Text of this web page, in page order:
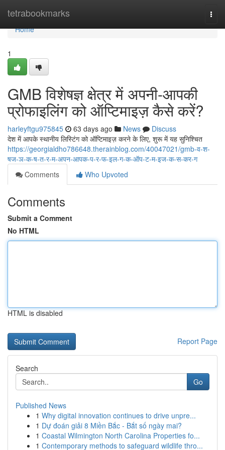
tetrabookmarks
Home
Home
1
GMB विशेषज्ञ क्षेत्र में अपनी-आपकी
प्रोफाइलिंग को ऑप्टिमाइज़ कैसे करें?
harleyftgu975845 63 days ago News
Discuss
देश में आपके स्थानीय लिस्टिंग को ऑप्टिमाइज़ करने के लिए, शुरू में यह सुनिश्चित
https://georgialdho786648.therainblog.com/40047021/gmb-व-श-
षज-ञ-क-ष-त-र-म-अपन-आपक-प-र-फ-इल-ग-क-ऑप-ट-म-इज-क-स-कर-ग
Comments
Who Upvoted
Comments
Submit a Comment
No HTML
HTML is disabled
Report Page
Search
Go
Published News
1 Why digital innovation continues to drive unpre...
1 Dự đoán giải 8 Miền Bắc - Bắt số ngày mai?
1 Coastal Wilmington North Carolina Properties fo...
1 Contemporary methods to safeguard wildlife thro...